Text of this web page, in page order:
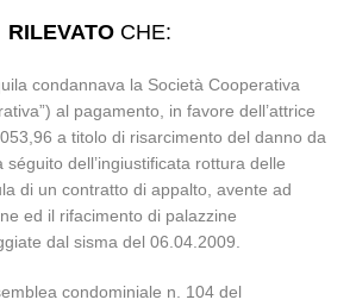
RILEVATOCHE:
condannava la Società Cooperativa
al pagamento, in favore dell’attrice
a titolo di risarcimento del danno da
séguito dell’ingiustificata rottura delle
di un contratto di appalto, avente ad
ed il rifacimento di palazzine
dal sisma del 06.04.2009.
condominiale n. 104 del